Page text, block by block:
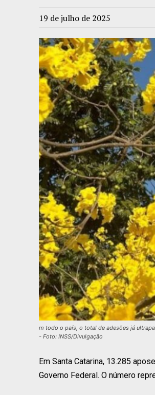
19 de julho de 2025
m todo o país, o total de adesões já
- Foto: INSS/Divulgação
Em Santa Catarina, 13.285
Governo Federal. O número